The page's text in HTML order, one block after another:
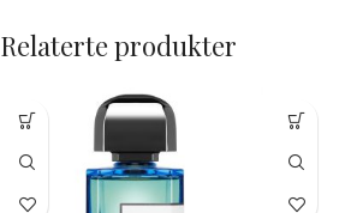
Relaterte produkter